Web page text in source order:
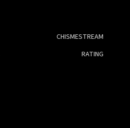
CHISMESTREAM
RATING